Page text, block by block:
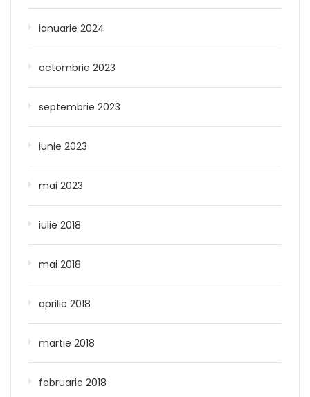
ianuarie 2024
octombrie 2023
septembrie 2023
iunie 2023
mai 2023
iulie 2018
mai 2018
aprilie 2018
martie 2018
februarie 2018